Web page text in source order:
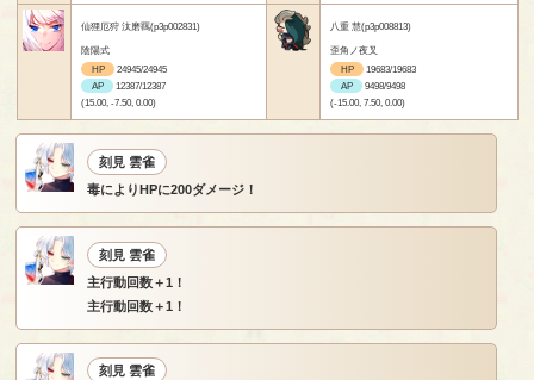
仙狸厄狩 汰磨羈(p3p002831)
陰陽式
HP
24945/24945
AP
12387/12387
(15.00, -7.50, 0.00)
八重 慧(p3p008813)
歪角ノ夜叉
HP
19683/19683
AP
9498/9498
(-15.00, 7.50, 0.00)
刻見 雲雀
毒によりHPに200ダメージ！
刻見 雲雀
主行動回数＋1！
主行動回数＋1！
刻見 雲雀